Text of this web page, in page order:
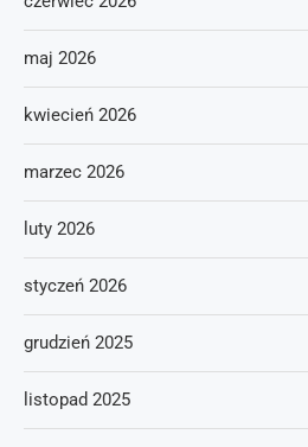
maj 2026
kwiecień 2026
marzec 2026
luty 2026
styczeń 2026
grudzień 2025
listopad 2025